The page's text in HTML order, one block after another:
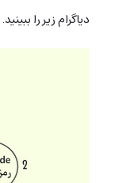
دیاگرام زیر را ببینید.